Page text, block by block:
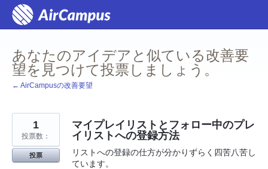
コ
ン
テ
へ
ス
キ
プ
あなたのアイデアと似ている改善要
望を見つけて投票しましょう。
← AirCampusの改善要望
マイプレイリストとフォロー中のプレ
イリストへの登録方法
リストへの登録の仕方が分かりずらく四苦八苦し
ています。
1
投票数：
投票